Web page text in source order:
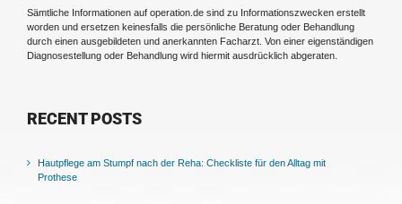
Sämtliche Informationen auf operation.de sind zu Informationszwecken erstellt
worden und ersetzen keinesfalls die persönliche Beratung oder Behandlung
durch einen ausgebildeten und anerkannten Facharzt. Von einer eigenständigen
Diagnosestellung oder Behandlung wird hiermit ausdrücklich abgeraten.
RECENT POSTS
Hautpflege am Stumpf nach der Reha: Checkliste für den Alltag mit
Prothese